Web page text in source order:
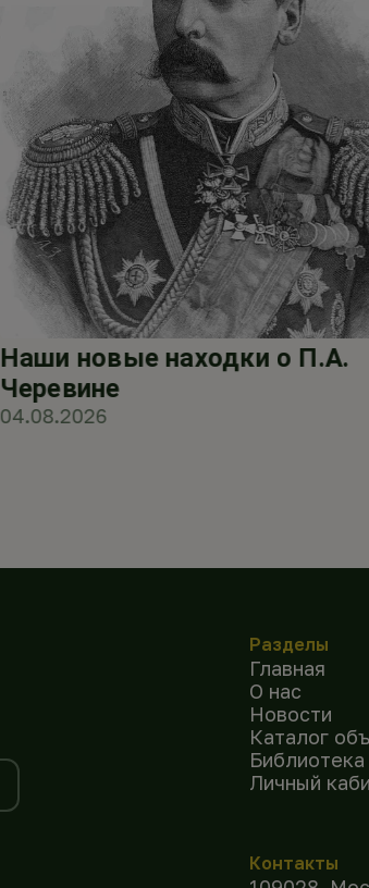
Наши новые находки о П.А.
Черевине
04.08.2026
Разделы
Главная
О нас
Новости
Каталог
Библиотека
Личный
Контакты